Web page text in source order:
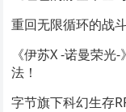
重回无限循环的战
《伊苏X -诺曼荣
法！
字节旗下科幻生存